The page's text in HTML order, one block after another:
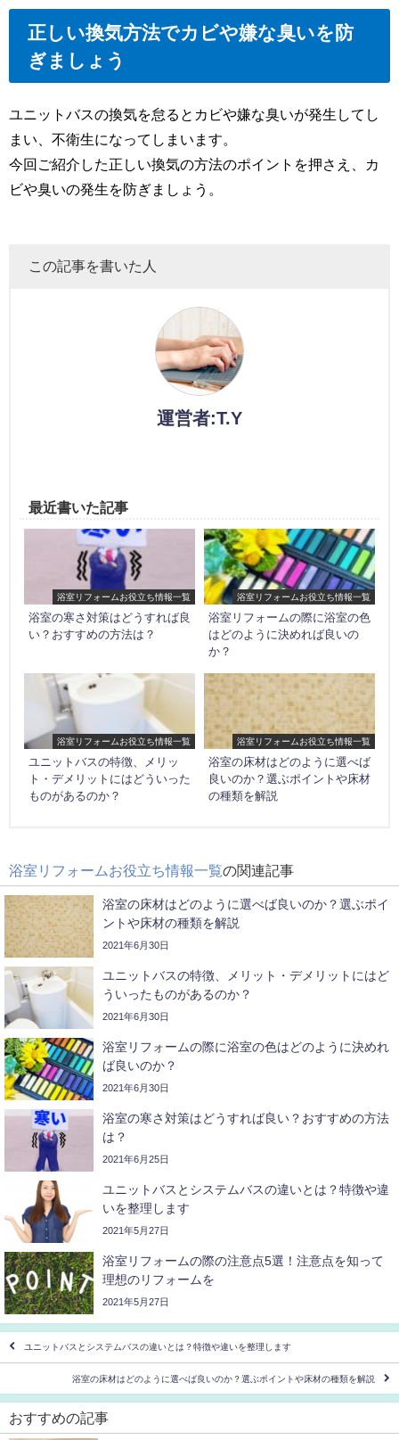
正しい換気方法でカビや嫌な臭いを防
ぎましょう
ユニットバスの換気を怠るとカビや嫌な臭いが発生してし
まい、不衛生になってしまいます。
今回ご紹介した正しい換気の方法のポイントを押さえ、カ
ビや臭いの発生を防ぎましょう。
この記事を書いた人
運営者:T.Y
最近書いた記事
浴室リフォームお役立ち情報一覧
浴室の寒さ対策はどうすれば良
い？おすすめの方法は？
浴室リフォームお役立ち情報一覧
浴室リフォームの際に浴室の色
はどのように決めれば良いの
か？
浴室リフォームお役立ち情報一覧
ユニットバスの特徴、メリッ
ト・デメリットにはどういった
ものがあるのか？
浴室リフォームお役立ち情報一覧
浴室の床材はどのように選べば
良いのか？選ぶポイントや床材
の種類を解説
浴室リフォームお役立ち情報一覧の関連記事
浴室の床材はどのように選べば良いのか？選ぶポイ
ントや床材の種類を解説
2021年6月30日
ユニットバスの特徴、メリット・デメリットにはど
ういったものがあるのか？
2021年6月30日
浴室リフォームの際に浴室の色はどのように決めれ
ば良いのか？
2021年6月30日
浴室の寒さ対策はどうすれば良い？おすすめの方法
は？
2021年6月25日
ユニットバスとシステムバスの違いとは？特徴や違
いを整理します
2021年5月27日
浴室リフォームの際の注意点5選！注意点を知って
理想のリフォームを
2021年5月27日
ユニットバスとシステムバスの違いとは？特徴や違いを整理します
浴室の床材はどのように選べば良いのか？選ぶポイントや床材の種類を解説
おすすめの記事